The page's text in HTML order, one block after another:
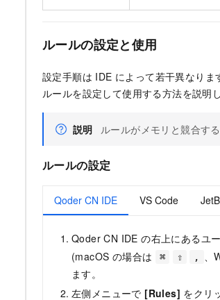
ルールの設定と使用
設定手順は IDE によって若干異なり
ルールを設定して使用する方法を説明し
説明 ルールがメモリと競合す
ルールの設定
Qoder CN IDE VS Code
Qoder CN IDE の右上にあるユ
(macOS の場合は
⌘ ⇧ , 、
ます。
左側メニューで [Rules] をクリ